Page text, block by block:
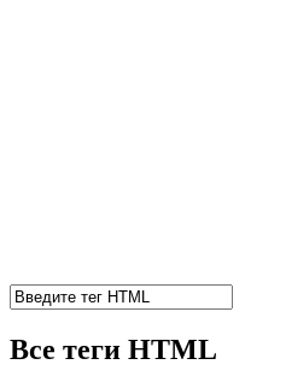
Все теги HTML